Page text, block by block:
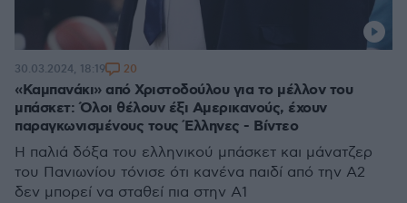
«Καμπανάκι» από Χριστοδούλου για το μέλλον του
μπάσκετ: Όλοι θέλουν έξι Αμερικανούς, έχουν
παραγκωνισμένους τους Έλληνες - Βίντεο
Η παλιά δόξα του ελληνικού μπάσκετ και μάνατζερ
του Πανιωνίου τόνισε ότι κανένα παιδί από την Α2
δεν μπορεί να σταθεί πια στην Α1
30.03.2024, 18:19 20